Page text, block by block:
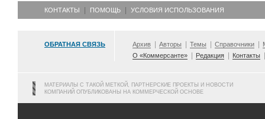
КОНТАКТЫ ПОМОЩЬ УСЛОВИЯ ИСПОЛЬЗОВАНИЯ
ОБРАТНАЯ СВЯЗЬ Архив Авторы Темы Справочники
О «Коммерсанте»
Редакция Контакты
МАТЕРИАЛЫ С ТАКОЙ МЕТКОЙ, ПАРТНЕРСКИЕ ПРОЕКТЫ И НОВОСТИ
КОМПАНИЙ ОПУБЛИКОВАНЫ НА КОММЕРЧЕСКОЙ ОСНОВЕ